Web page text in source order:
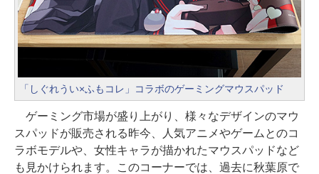
「しぐれうい×ふもコレ」コラボのゲーミングマウスパッド
ゲーミング市場が盛り上がり、様々なデザインのマウ
スパッドが販売される昨今、人気アニメやゲームとのコ
ラボモデルや、女性キャラが描かれたマウスパッドなど
も見かけられます。このコーナーでは、過去に秋葉原で